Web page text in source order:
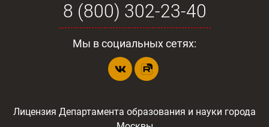
8 (800) 302-23-40
Мы в социальных сетях:
Лицензия Департамента образования и науки города